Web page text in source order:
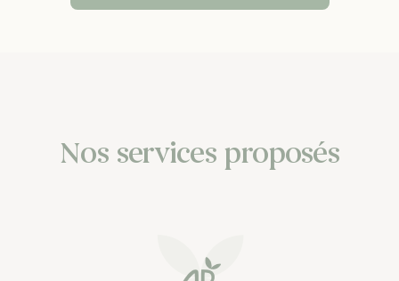
Nos services proposés